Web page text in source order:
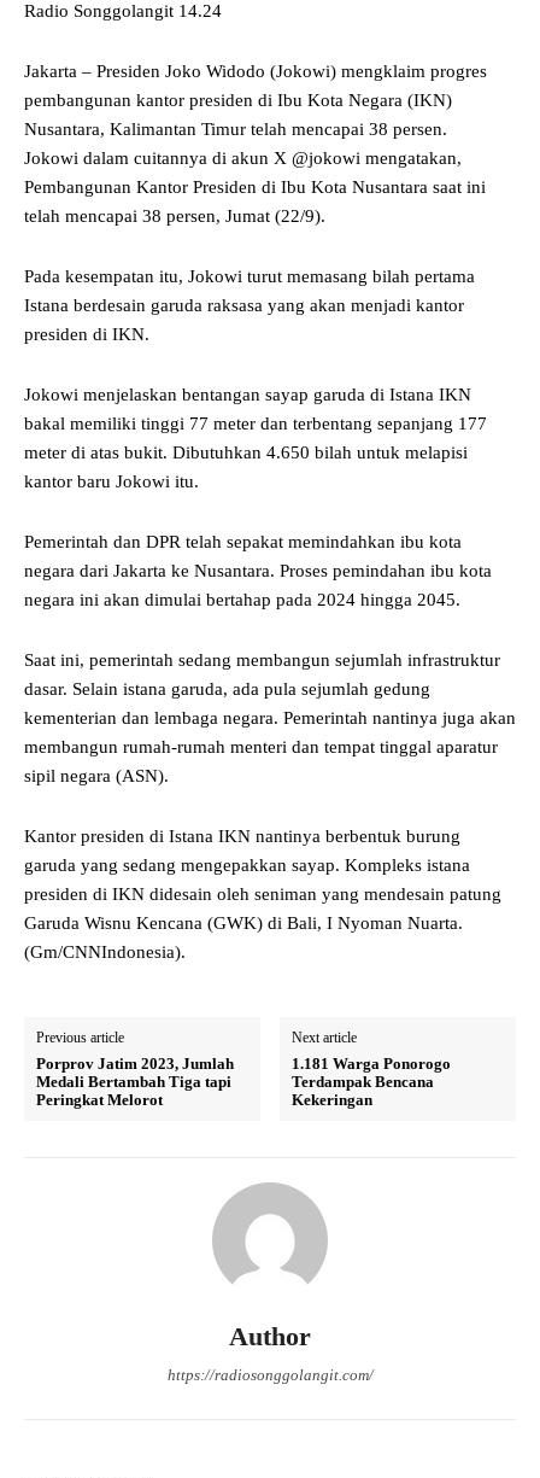
Radio Songgolangit 14.24
Jakarta – Presiden Joko Widodo (Jokowi) mengklaim progres
pembangunan kantor presiden di Ibu Kota Negara (IKN)
Nusantara, Kalimantan Timur telah mencapai 38 persen.
Jokowi dalam cuitannya di akun X @jokowi mengatakan,
Pembangunan Kantor Presiden di Ibu Kota Nusantara saat ini
telah mencapai 38 persen, Jumat (22/9).
Pada kesempatan itu, Jokowi turut memasang bilah pertama
Istana berdesain garuda raksasa yang akan menjadi kantor
presiden di IKN.
Jokowi menjelaskan bentangan sayap garuda di Istana IKN
bakal memiliki tinggi 77 meter dan terbentang sepanjang 177
meter di atas bukit. Dibutuhkan 4.650 bilah untuk melapisi
kantor baru Jokowi itu.
Pemerintah dan DPR telah sepakat memindahkan ibu kota
negara dari Jakarta ke Nusantara. Proses pemindahan ibu kota
negara ini akan dimulai bertahap pada 2024 hingga 2045.
Saat ini, pemerintah sedang membangun sejumlah infrastruktur
dasar. Selain istana garuda, ada pula sejumlah gedung
kementerian dan lembaga negara. Pemerintah nantinya juga akan
membangun rumah-rumah menteri dan tempat tinggal aparatur
sipil negara (ASN).
Kantor presiden di Istana IKN nantinya berbentuk burung
garuda yang sedang mengepakkan sayap. Kompleks istana
presiden di IKN didesain oleh seniman yang mendesain patung
Garuda Wisnu Kencana (GWK) di Bali, I Nyoman Nuarta.
(Gm/CNNIndonesia).
Previous article
Porprov Jatim 2023, Jumlah
Medali Bertambah Tiga tapi
Peringkat Melorot
Next article
1.181 Warga Ponorogo
Terdampak Bencana
Kekeringan
Author
https://radiosonggolangit.com/